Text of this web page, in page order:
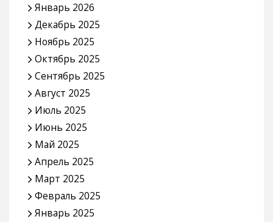
Январь 2026
Декабрь 2025
Ноябрь 2025
Октябрь 2025
Сентябрь 2025
Август 2025
Июль 2025
Июнь 2025
Май 2025
Апрель 2025
Март 2025
Февраль 2025
Январь 2025